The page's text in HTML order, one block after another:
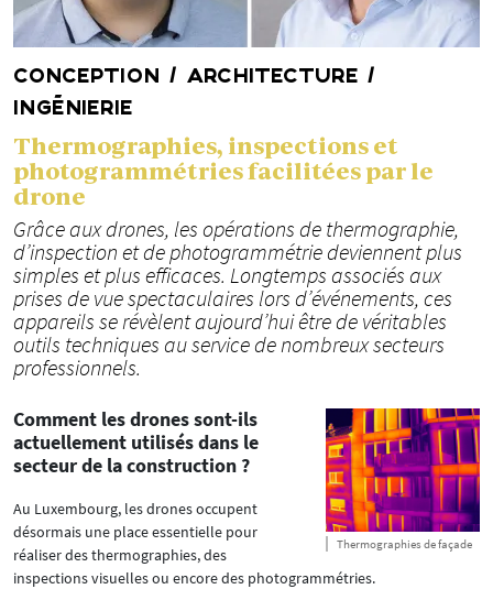
CONCEPTION / ARCHITECTURE /
INGÉNIERIE
Thermographies, inspections et
photogrammétries facilitées par le
drone
Grâce aux drones, les opérations de thermographie,
d’inspection et de photogrammétrie deviennent plus
simples et plus efficaces. Longtemps associés aux
prises de vue spectaculaires lors d’événements, ces
appareils se révèlent aujourd’hui être de véritables
outils techniques au service de nombreux secteurs
professionnels.
Thermographies de façade
Comment les drones sont-ils
actuellement utilisés dans le
secteur de la construction ?
Au Luxembourg, les drones occupent
désormais une place essentielle pour
réaliser des thermographies, des
inspections visuelles ou encore des photogrammétries.